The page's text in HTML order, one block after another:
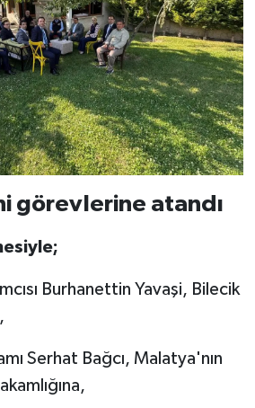
görevlerine atandı
Burhanettin Yavaşi, Bilecik
Serhat Bağcı, Malatya'nın